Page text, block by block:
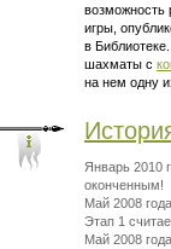
возможность
игры,
в
шахматы с
на нем одну
Январь 2010
оконченным!
Май 2008 года.
Этап 1
Май 2008 года.